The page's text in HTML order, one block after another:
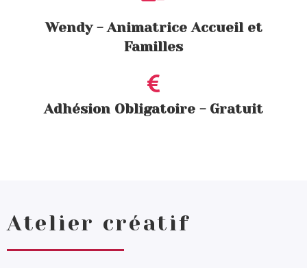
Wendy - Animatrice Accueil et
Familles
Adhésion Obligatoire - Gratuit
Atelier créatif